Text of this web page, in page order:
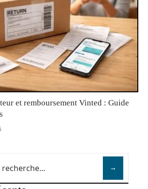
et remboursement Vinted : Guide